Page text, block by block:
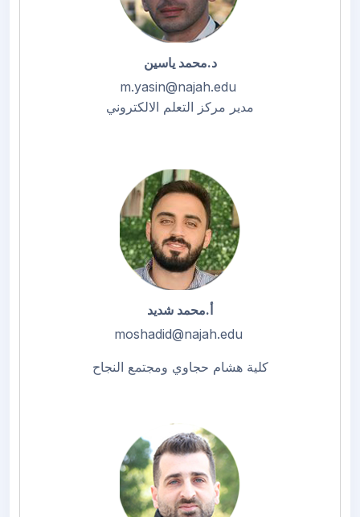
د.محمد ياسين
m.yasin@najah.edu
مدير مركز التعلم الالكتروني
أ.محمد شديد
moshadid@najah.edu
كلية هشام حجاوي ومجتمع النجاح